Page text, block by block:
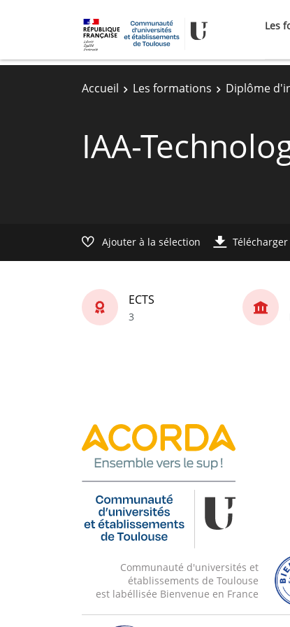
Les
Accueil Les formations Diplôme
IAA-
Ajouter à la sélection
ECTS
3
Communauté d'universités et
établissements de Toulouse
est labéllisée Bienvenue en France